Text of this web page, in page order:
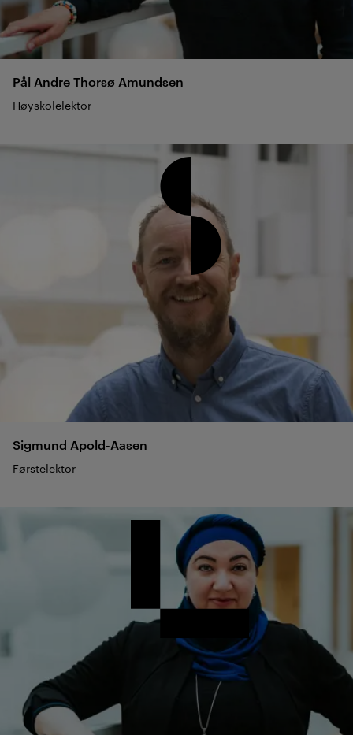
Pål Andre Thorsø Amundsen
Høyskolelektor
Sigmund Apold-Aasen
Førstelektor